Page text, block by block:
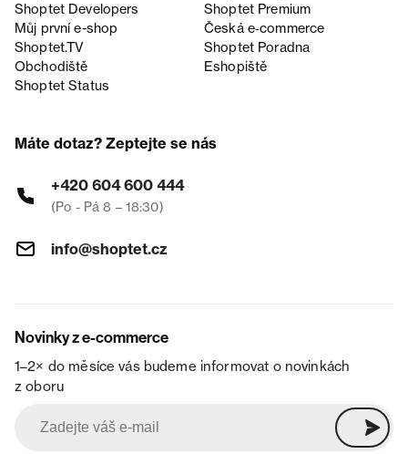
Shoptet Developers
Shoptet Premium
Můj první e-shop
Česká e‑commerce
Shoptet.TV
Shoptet Poradna
Obchodiště
Eshopiště
Shoptet Status
Máte dotaz? Zeptejte se nás
+420 604 600 444
(Po - Pá 8 – 18:30)
info@shoptet.cz
Novinky z e-commerce
1–2× do měsíce vás budeme informovat o novinkách
z oboru